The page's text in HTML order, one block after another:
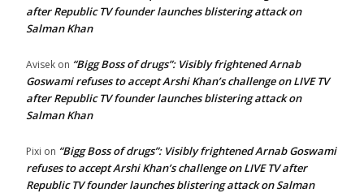
after Republic TV founder launches blistering attack on
Salman Khan
Avisek on “Bigg Boss of drugs”: Visibly frightened Arnab
Goswami refuses to accept Arshi Khan’s challenge on LIVE TV
after Republic TV founder launches blistering attack on
Salman Khan
Pixi on “Bigg Boss of drugs”: Visibly frightened Arnab Goswami
refuses to accept Arshi Khan’s challenge on LIVE TV after
Republic TV founder launches blistering attack on Salman